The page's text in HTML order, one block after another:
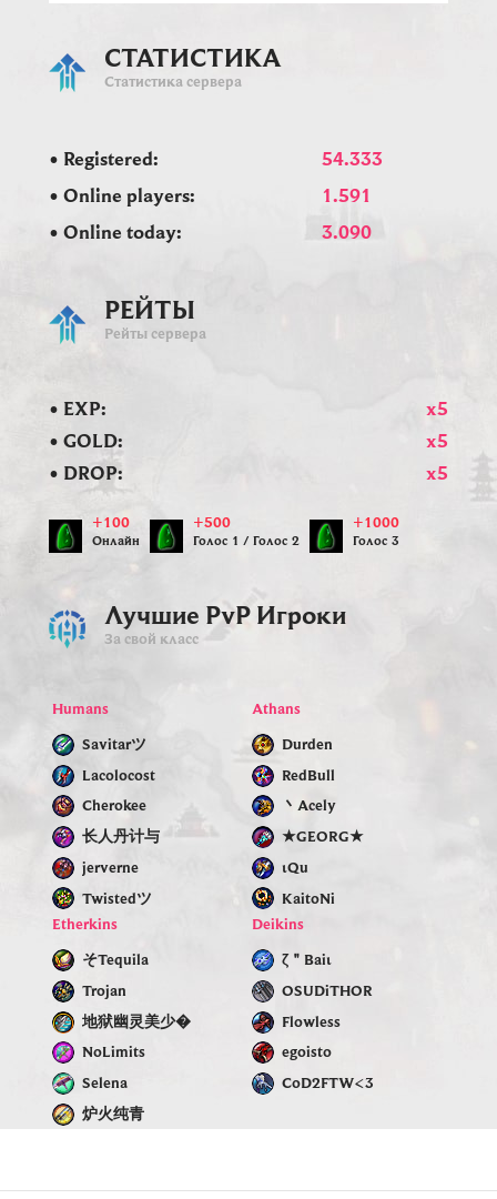
СТАТИСТИКА
Статистика сервера
• Registered:
54.333
• Online players:
1.591
• Online today:
3.090
РЕЙТЫ
Рейты сервера
• EXP:
x5
• GOLD:
x5
• DROP:
x5
+100
Онлайн
+500
Голос 1 / Голос 2
+1000
Голос 3
Лучшие PvP Игроки
За свой класс
Humans
Savitarツ
Lacolocost
Cherokee
长人丹计与
jerverne
Twistedツ
Athans
Durden
RedBull
丶Acely
★GEОRG★
ιQu
KaitoNi
Etherkins
そTequila
Trojan
地狱幽灵美少�
NoLimits
Selenа
炉火纯青
Deikins
ζ＂Baiι
OSUDiTHOR
Flowless
egoisto
CoD2FTW<3